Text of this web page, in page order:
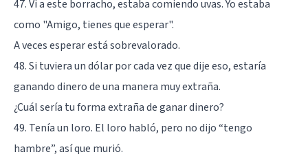
47. Vi a este borracho, estaba comiendo uvas. Yo estaba
como "Amigo, tienes que esperar".
A veces esperar está sobrevalorado.
48. Si tuviera un dólar por cada vez que dije eso, estaría
ganando dinero de una manera muy extraña.
¿Cuál sería tu forma extraña de ganar dinero?
49. Tenía un loro. El loro habló, pero no dijo “tengo
hambre”, así que murió.